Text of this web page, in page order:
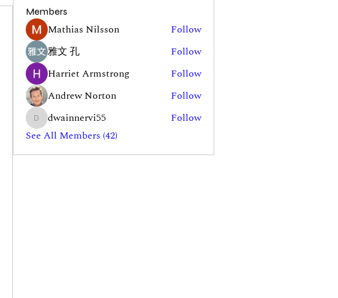
Members
Mathias Nilsson
Follow
雅文 孔
Follow
Harriet Armstrong
Follow
Andrew Norton
Follow
dwainnervi55
dwainnervi55
Follow
See All Members (42)